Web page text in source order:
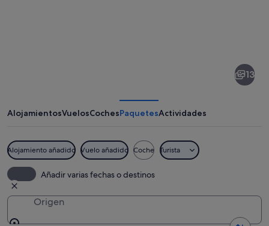
13
AlojamientosVuelosCochesPaquetesActividades
Alojamiento añadido Vuelo añadido Coche Turista
Añadir varias fechas o destinos
Origen